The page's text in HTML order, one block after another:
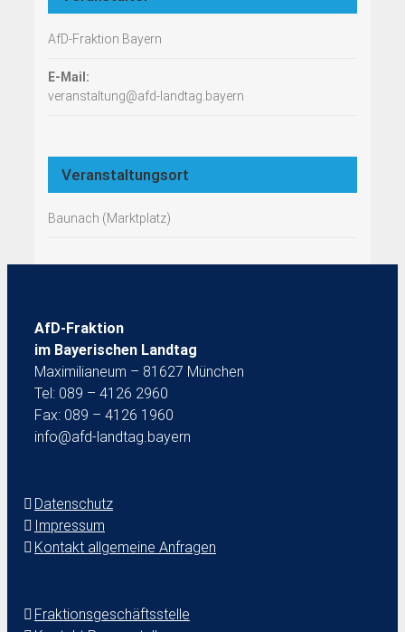
AfD-Fraktion Bayern
E-Mail:
veranstaltung@afd-landtag.bayern
Veranstaltungsort
Baunach (Marktplatz)
AfD-Fraktion
im Bayerischen Landtag
Maximilianeum – 81627 München
Tel: 089 – 4126 2960
Fax: 089 – 4126 1960
info@afd-landtag.bayern
Datenschutz
Impressum
Kontakt allgemeine Anfragen
Fraktionsgeschäftsstelle